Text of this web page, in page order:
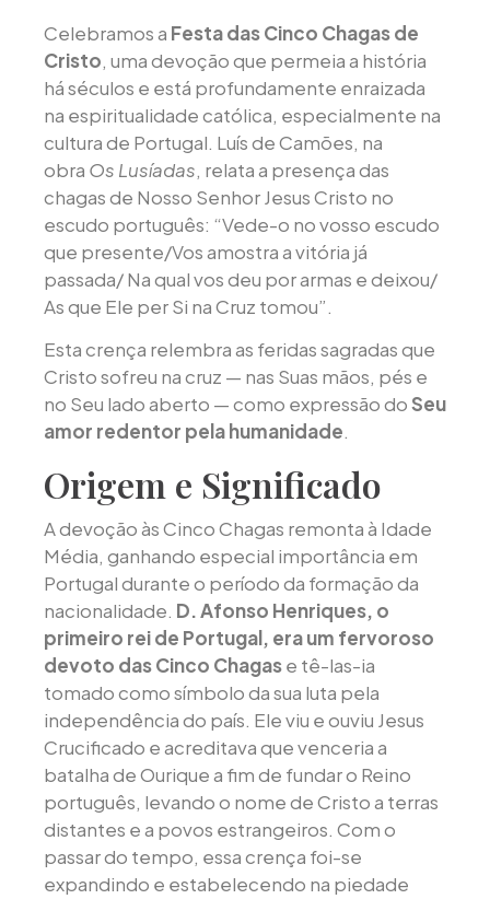
Celebramos a Festa das Cinco Chagas de
Cristo, uma devoção que permeia a história
há séculos e está profundamente enraizada
na espiritualidade católica, especialmente na
cultura de Portugal. Luís de Camões, na
obra Os Lusíadas, relata a presença das
chagas de Nosso Senhor Jesus Cristo no
escudo português: “Vede-o no vosso escudo
que presente/Vos amostra a vitória já
passada/ Na qual vos deu por armas e deixou/
As que Ele per Si na Cruz tomou”.
Esta crença relembra as feridas sagradas que
Cristo sofreu na cruz — nas Suas mãos, pés e
no Seu lado aberto — como expressão doSeu
amor redentor pela humanidade.
Origem e Significado
A devoção às Cinco Chagas remonta à Idade
Média, ganhando especial importância em
Portugal durante o período da formação da
nacionalidade. D. Afonso Henriques, o
primeiro rei de Portugal, era um fervoroso
devoto das Cinco Chagase tê-las-ia
tomado como símbolo da sua luta pela
independência do país. Ele viu e ouviu Jesus
Crucificado e acreditava que venceria a
batalha de Ourique a fim de fundar o Reino
português, levando o nome de Cristo a terras
distantes e a povos estrangeiros. Com o
passar do tempo, essa crença foi-se
expandindo e estabelecendo na piedade